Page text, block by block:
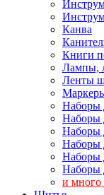
Канва
Книги
Лампы,
Ленты
Наборы
Наборы
Наборы
Наборы
Наборы
Наборы
и много